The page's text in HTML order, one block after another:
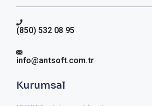
(850) 532 08 95
info@antsoft.com.tr
Kurumsal